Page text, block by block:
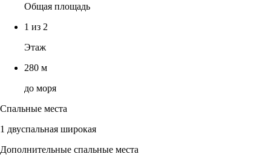
Общая площадь
1 из 2
Этаж
280 м
до моря
Спальные места
1 двуспальная широкая
Дополнительные спальные места